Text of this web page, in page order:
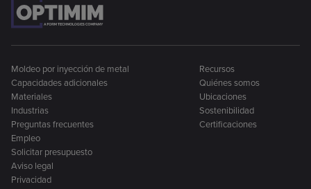
Moldeo por inyección de metal
Capacidades adicionales
Materiales
Industrias
Preguntas frecuentes
Recursos
Quiénes somos
Ubicaciones
Sostenibilidad
Certificaciones
Empleo
Solicitar presupuesto
Aviso legal
Privacidad